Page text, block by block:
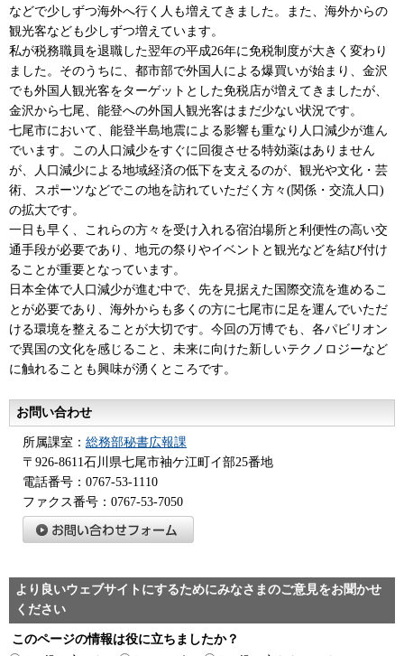
などで少しずつ海外へ行く人も増えてきました。また、海外からの
観光客なども少しずつ増えています。
私が税務職員を退職した翌年の平成26年に免税制度が大きく変わり
ました。そのうちに、都市部で外国人による爆買いが始まり、金沢
でも外国人観光客をターゲットとした免税店が増えてきましたが、
金沢から七尾、能登への外国人観光客はまだ少ない状況です。
七尾市において、能登半島地震による影響も重なり人口減少が進ん
でいます。この人口減少をすぐに回復させる特効薬はありません
が、人口減少による地域経済の低下を支えるのが、観光や文化・芸
術、スポーツなどでこの地を訪れていただく方々(関係・交流人口)
の拡大です。
一日も早く、これらの方々を受け入れる宿泊場所と利便性の高い交
通手段が必要であり、地元の祭りやイベントと観光などを結び付け
ることが重要となっています。
日本全体で人口減少が進む中で、先を見据えた国際交流を進めるこ
とが必要であり、海外からも多くの方に七尾市に足を運んでいただ
ける環境を整えることが大切です。今回の万博でも、各パビリオン
で異国の文化を感じること、未来に向けた新しいテクノロジーなど
に触れることも興味が湧くところです。
お問い合わせ
所属課室： 総務部秘書広報課
〒926-8611石川県七尾市袖ケ江町イ部25番地
電話番号：0767-53-1110
ファクス番号：0767-53-7050
より良いウェブサイトにするためにみなさまのご意見をお聞かせ
ください
このページの情報は役に立ちましたか？